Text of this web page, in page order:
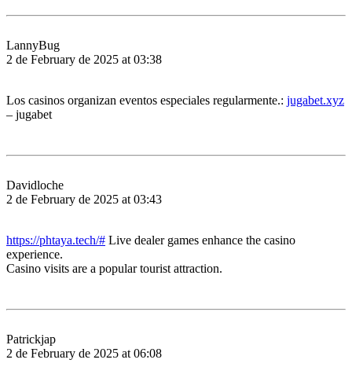
LannyBug
2 de February de 2025 at 03:38
Los casinos organizan eventos especiales regularmente.: jugabet.xyz
– jugabet
Davidloche
2 de February de 2025 at 03:43
https://phtaya.tech/# Live dealer games enhance the casino
experience.
Casino visits are a popular tourist attraction.
Patrickjap
2 de February de 2025 at 06:08